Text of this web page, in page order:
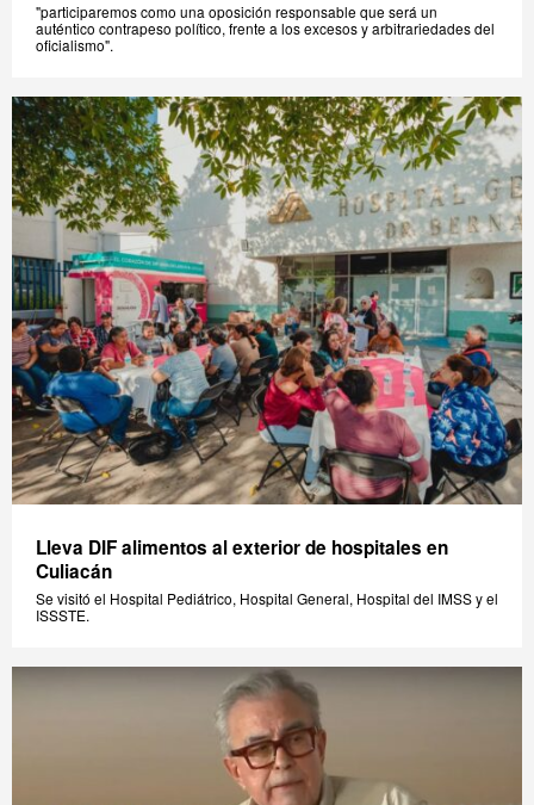
"participaremos como una oposición responsable que será un
auténtico contrapeso político, frente a los excesos y arbitrariedades del
oficialismo".
Lleva DIF alimentos al exterior de hospitales en
Culiacán
Se visitó el Hospital Pediátrico, Hospital General, Hospital del IMSS y el
ISSSTE.